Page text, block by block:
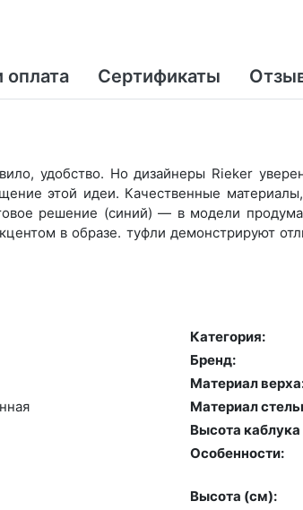
оплата Сертификаты
удобство. Но дизайнеры Rieker
этой идеи. Качественные
решение (синий) — в модели
в образе. туфли демонстрируют
Категория:
Бренд:
Материал
Материал
Высота
Особенности:
Высота (cм):